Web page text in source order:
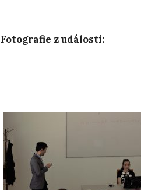
Fotografie z události: